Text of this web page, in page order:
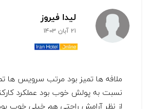
لیدا فیروز
21 آبان 1403
ملافه ها تمیز بود مرتب سرویس ها
نسبت به پولش خوب بود عملکرد
از نظر آرامش راحتی هم خیلی خوب